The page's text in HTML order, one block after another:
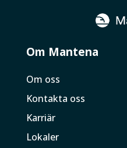
Om Mantena
Om oss
Kontakta oss
Karriär
Lokaler